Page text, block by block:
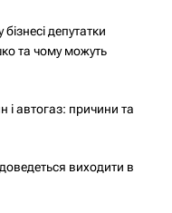
депутатки
та чому можуть
і автогаз: причини та
виходити в